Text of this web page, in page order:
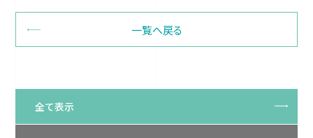
一覧へ戻る
全て表示